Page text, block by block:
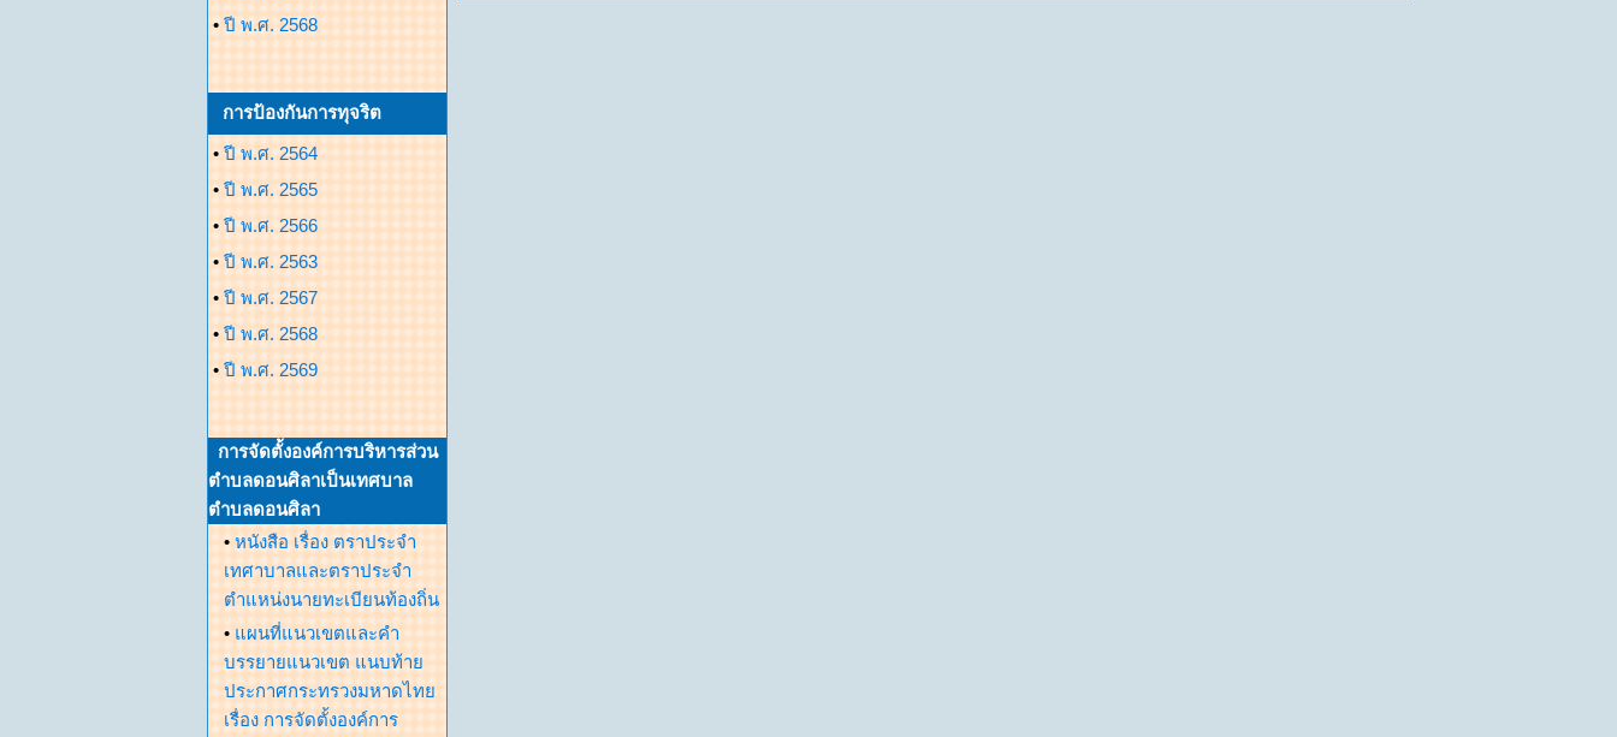
• ปี พ.ศ. 2568
การป้องกันการทุจริต
• ปี พ.ศ. 2564
• ปี พ.ศ. 2565
• ปี พ.ศ. 2566
• ปี พ.ศ. 2563
• ปี พ.ศ. 2567
• ปี พ.ศ. 2568
• ปี พ.ศ. 2569
การจัดตั้งองค์การบริหารส่วน
ตำบลดอนศิลาเป็นเทศบาล
ตำบลดอนศิลา
• หนังสือ เรื่อง ตราประจำ
เทศาบาลและตราประจำ
ตำแหน่งนายทะเบียนท้องถิ่น
• แผนที่แนวเขตและคำ
บรรยายแนวเขต แนบท้าย
ประกาศกระทรวงมหาดไทย
เรื่อง การจัดตั้งองค์การ